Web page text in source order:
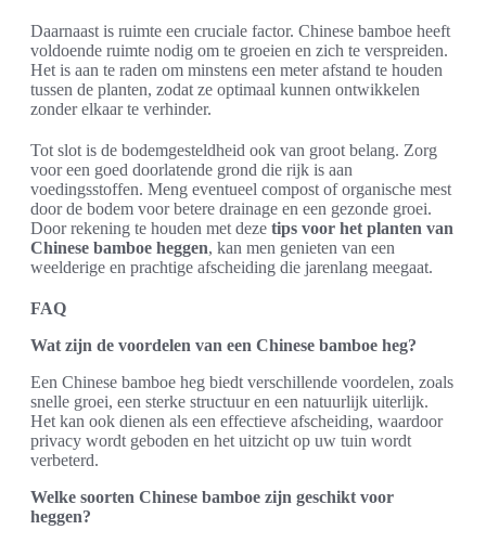
Daarnaast is ruimte een cruciale factor. Chinese bamboe heeft
voldoende ruimte nodig om te groeien en zich te verspreiden.
Het is aan te raden om minstens een meter afstand te houden
tussen de planten, zodat ze optimaal kunnen ontwikkelen
zonder elkaar te verhinder.
Tot slot is de bodemgesteldheid ook van groot belang. Zorg
voor een goed doorlatende grond die rijk is aan
voedingsstoffen. Meng eventueel compost of organische mest
door de bodem voor betere drainage en een gezonde groei.
Door rekening te houden met deze tips voor het planten van
Chinese bamboe heggen, kan men genieten van een
weelderige en prachtige afscheiding die jarenlang meegaat.
FAQ
Wat zijn de voordelen van een Chinese bamboe heg?
Een Chinese bamboe heg biedt verschillende voordelen, zoals
snelle groei, een sterke structuur en een natuurlijk uiterlijk.
Het kan ook dienen als een effectieve afscheiding, waardoor
privacy wordt geboden en het uitzicht op uw tuin wordt
verbeterd.
Welke soorten Chinese bamboe zijn geschikt voor
heggen?